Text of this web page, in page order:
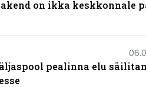
on ikka keskkonnale
pealinna elu